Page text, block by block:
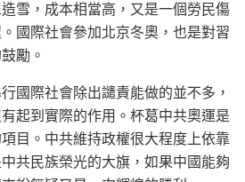
雪，成本相當高，又是一個勞民傷
國際社會參加北京冬奧，也是對習
勵。
國際社會除出譴責能做的並不多，
起到實際的作用。杯葛中共奧運是
目。中共維持政權很大程度上依靠
共民族榮光的大旗，如果中國能夠